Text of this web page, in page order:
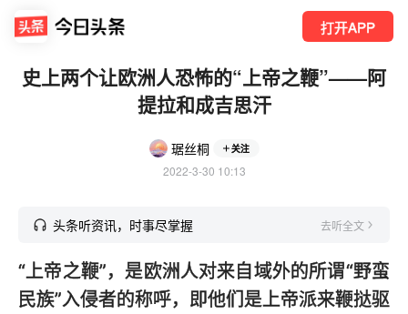
打开APP
史上两个让欧洲人恐怖的“上帝之鞭”——阿
提拉和成吉思汗
琚丝桐 关注
2022-3-30 10:13
头条听资讯，时事尽掌握 去听全文
“上帝之鞭”，是欧洲人对来自域外的所谓“野蛮
民族”入侵者的称呼，即他们是上帝派来鞭挞驱